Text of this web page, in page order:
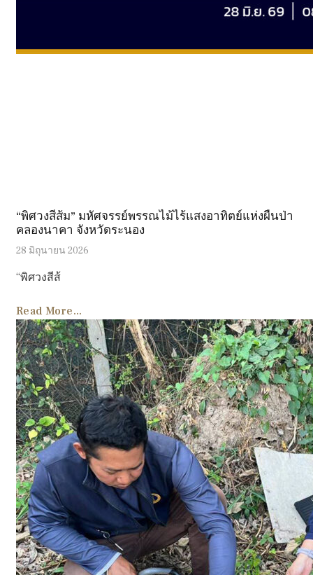
“พิศวงสีส้ม” มหัศจรรย์พรรณไม้ไร้แสงอาทิตย์แห่งผืนป่า
คลองนาคา จังหวัดระนอง
28 มิถุนายน 2026
“พิศวงสีส้
Read More...